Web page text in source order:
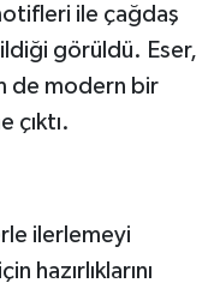
ile çağdaş
görüldü. Eser,
de modern bir
çıktı.
ilerlemeyi
hazırlıklarını